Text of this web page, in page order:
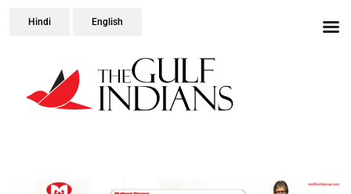
Hindi English